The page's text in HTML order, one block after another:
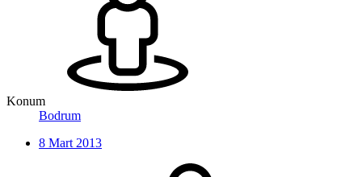
Konum
Bodrum
8 Mart 2013